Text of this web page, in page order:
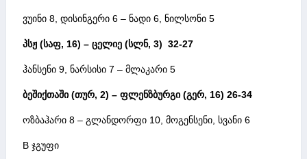
ვუინი 8, დისინგერი 6 – ნადი 6, ნილსონი 5
პსჟ (საფ, 16) – ცელიე (სლნ, 3) 32-27
ჰანსენი 9, ნარსისი 7 – მლაკარი 5
ბეშიქთაში (თურ, 2) – ფლენზბურგი (გერ, 16) 26-34
ოზბაჰარი 8 – გლანდორფი 10, მოგენსენი, სვანი 6
B ჯგუფი